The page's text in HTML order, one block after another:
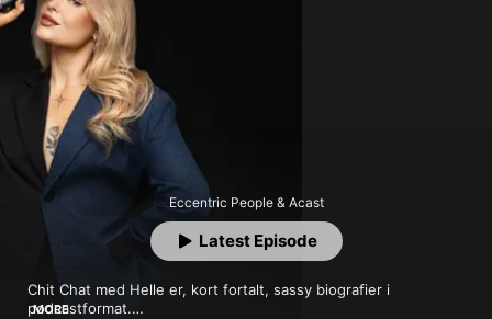
New
Top Charts
Eccentric People & Acast
Chit Chat med Helle er, kort fortalt, sassy biografier i
podcastformat.
MORE
Latest Episode